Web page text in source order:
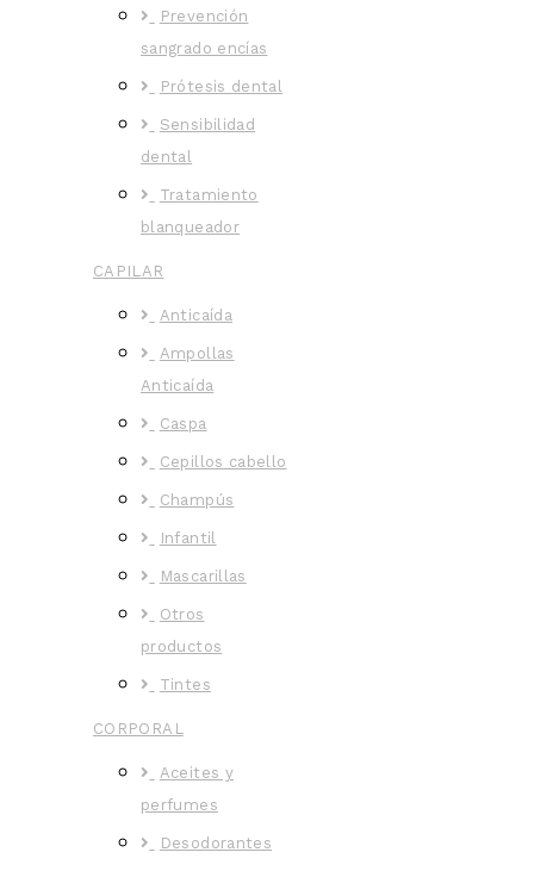
Prevención
sangrado encías
Prótesis dental
Sensibilidad
dental
Tratamiento
blanqueador
CAPILAR
Anticaída
Ampollas
Anticaída
Caspa
Cepillos cabello
Champús
Infantil
Mascarillas
Otros
productos
Tintes
CORPORAL
Aceites y
perfumes
Desodorantes